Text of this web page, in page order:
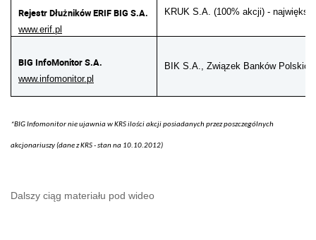
Rejestr Dłużników ERIF BIG S.A.
www.erif.pl
KRUK S.A. (100% akcji) -
BIG InfoMonitor S.A.
www.infomonitor.pl
BIK S.A., Związek Banków Polskich
*BIG Infomonitor nie ujawnia w KRS ilości akcji posiadanych przez poszczególnych
akcjonariuszy (dane z KRS - stan na 10.10.2012)
Dalszy ciąg materiału pod wideo